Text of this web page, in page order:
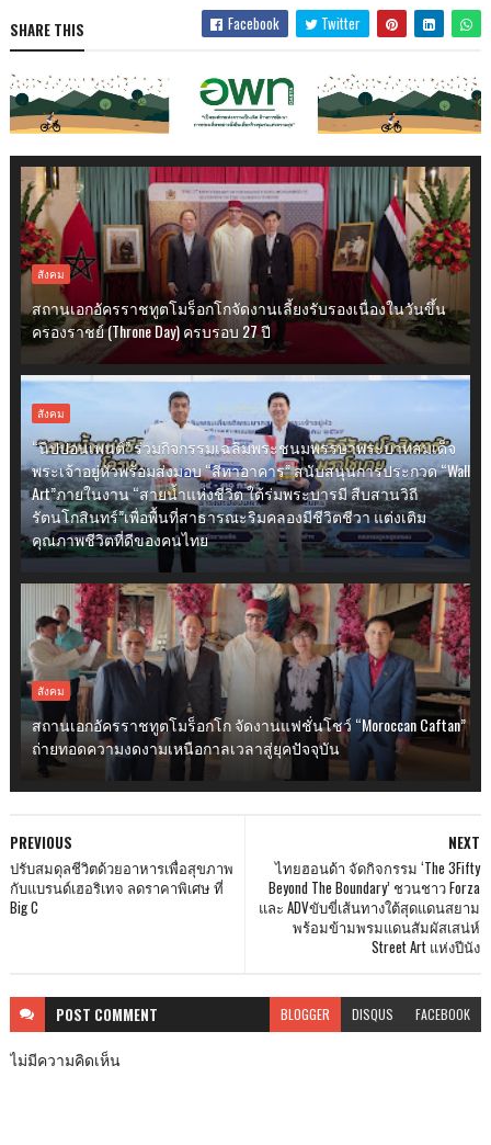
SHARE THIS Facebook Twitter
สังคม
สถานเอกอัครราชทูตโมร็อกโกจัดงานเลี้ยงรับรองเนื่องในวันขึ้น
ครองราชย์ (Throne Day) ครบรอบ 27 ปี
สังคม
“นิปปอนเพนต์” ร่วมกิจกรรมเฉลิมพระชนมพรรษาพระบาทสมเด็จ
พระเจ้าอยู่หัวพร้อมส่งมอบ “สีทาอาคาร” สนับสนุนการประกวด “Wall
Art”ภายในงาน “สายน้ำแห่งชีวิต ใต้ร่มพระบารมี สืบสานวิถี
รัตนโกสินทร์”เพื่อพื้นที่สาธารณะริมคลองมีชีวิตชีวา แต่งเติม
คุณภาพชีวิตที่ดีของคนไทย
สังคม
สถานเอกอัครราชทูตโมร็อกโก จัดงานแฟชั่นโชว์ “Moroccan Caftan”
ถ่ายทอดความงดงามเหนือกาลเวลาสู่ยุคปัจจุบัน
NEXT
ไทยฮอนด้า จัดกิจกรรม ‘The 3Fifty
Beyond The Boundary’ ชวนชาว Forza
และ ADVขับขี่เส้นทางใต้สุดแดนสยาม
พร้อมข้ามพรมแดนสัมผัสเสน่ห์
Street Art แห่งปีนัง
PREVIOUS
ปรับสมดุลชีวิตด้วยอาหารเพื่อสุขภาพ
กับแบรนด์เฮอริเทจ ลดราคาพิเศษ ที่
Big C
POST COMMENT BLOGGER DISQUS FACEBOOK
ไม่มีความคิดเห็น